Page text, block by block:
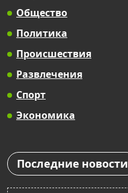
Общество
Политика
Происшествия
Развлечения
Спорт
Экономика
Последние новости